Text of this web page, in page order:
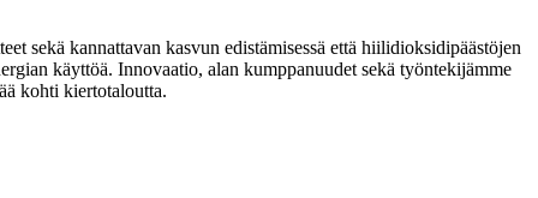
sekä kannattavan kasvun edistämisessä että hiilidioksidipäästöjen
käyttöä. Innovaatio, alan kumppanuudet sekä työntekijämme
kohti kiertotaloutta.